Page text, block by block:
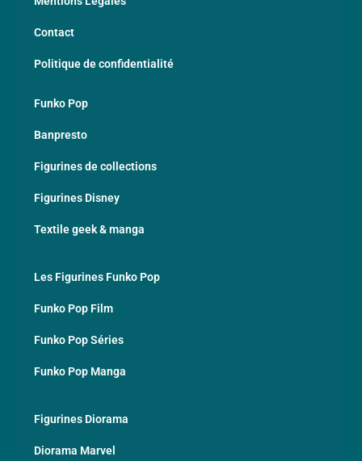
Contact
Politique de confidentialité
Funko Pop
Banpresto
Figurines de collections
Figurines Disney
Textile geek & manga
Les Figurines Funko Pop
Funko Pop Film
Funko Pop Séries
Funko Pop Manga
Figurines Diorama
Diorama Marvel